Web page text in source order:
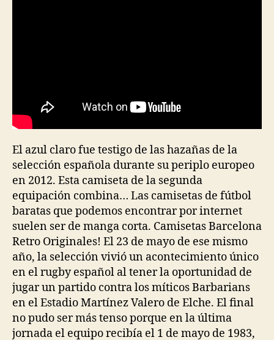
El azul claro fue testigo de las hazañas de la
selección española durante su periplo europeo
en 2012. Esta camiseta de la segunda
equipación combina… Las camisetas de fútbol
baratas que podemos encontrar por internet
suelen ser de manga corta. Camisetas Barcelona
Retro Originales! El 23 de mayo de ese mismo
año, la selección vivió un acontecimiento único
en el rugby español al tener la oportunidad de
jugar un partido contra los míticos Barbarians
en el Estadio Martínez Valero de Elche. El final
no pudo ser más tenso porque en la última
jornada el equipo recibía el 1 de mayo de 1983,